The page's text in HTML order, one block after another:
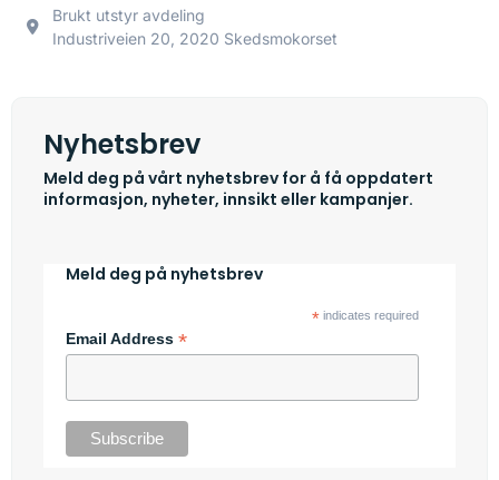
Brukt utstyr avdeling
Industriveien 20, 2020 Skedsmokorset
Nyhetsbrev
Meld deg på vårt nyhetsbrev for å få oppdatert
informasjon, nyheter, innsikt eller kampanjer.
Meld deg på nyhetsbrev
*indicates required
Email Address *